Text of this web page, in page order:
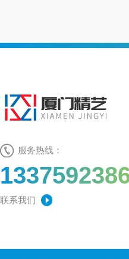
服务热线：
联系我们